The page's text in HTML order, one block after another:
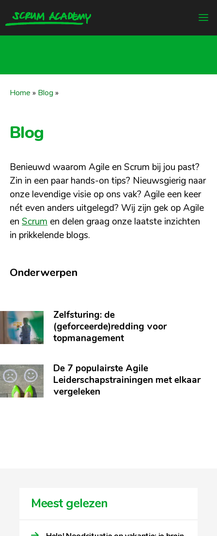
Home » Blog »
Blog
Benieuwd waarom Agile en Scrum bij jou past?
Zin in een paar hands-on tips? Nieuwsgierig naar
onze levendige visie op ons vak? Agile een keer
nét even anders uitgelegd? Wij zijn gek op Agile
en Scrum en delen graag onze laatste inzichten
in prikkelende blogs.
Onderwerpen
Zelfsturing: de
(geforceerde)redding voor
topmanagement
De 7 populairste Agile
Leiderschapstrainingen met elkaar
vergeleken
Meest gelezen